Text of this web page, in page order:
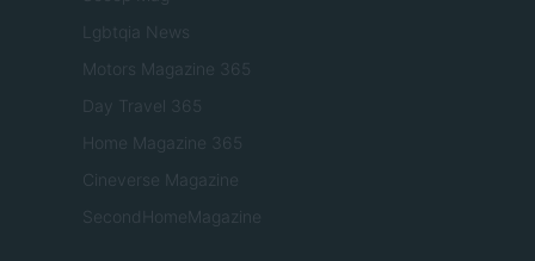
Lgbtqia News
Motors Magazine 365
Day Travel 365
Home Magazine 365
Cineverse Magazine
SecondHomeMagazine